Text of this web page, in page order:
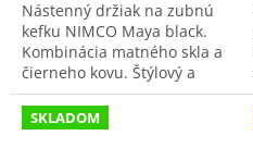
Nástenný držiak na zubnú
kefku NIMCO Maya black.
Kombinácia matného skla a
čierneho kovu. Štýlový a
funkčný doplnok do kúpeľne.
Nájdete v OD Drevona
Bratislava.
SKLADOM